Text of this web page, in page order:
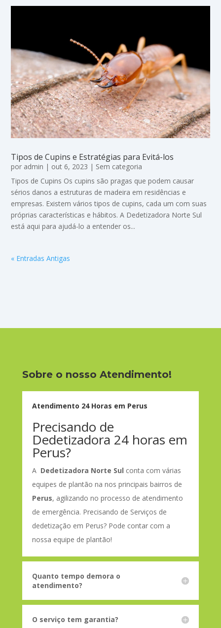
Tipos de Cupins e Estratégias para Evitá-los
por admin | out 6, 2023 | Sem categoria
Tipos de Cupins Os cupins são pragas que podem causar
sérios danos a estruturas de madeira em residências e
empresas. Existem vários tipos de cupins, cada um com suas
próprias características e hábitos. A Dedetizadora Norte Sul
está aqui para ajudá-lo a entender os...
« Entradas Antigas
Sobre o nosso Atendimento!
Atendimento 24 Horas em Perus
Precisando de
Dedetizadora 24 horas em
Perus?
A Dedetizadora Norte Sul conta com várias
equipes de plantão na nos principais bairros de
Perus, agilizando no processo de atendimento
de emergência. Precisando de Serviços de
dedetização em Perus? Pode contar com a
nossa equipe de plantão!
Quanto tempo demora o
atendimento?
O serviço tem garantia?